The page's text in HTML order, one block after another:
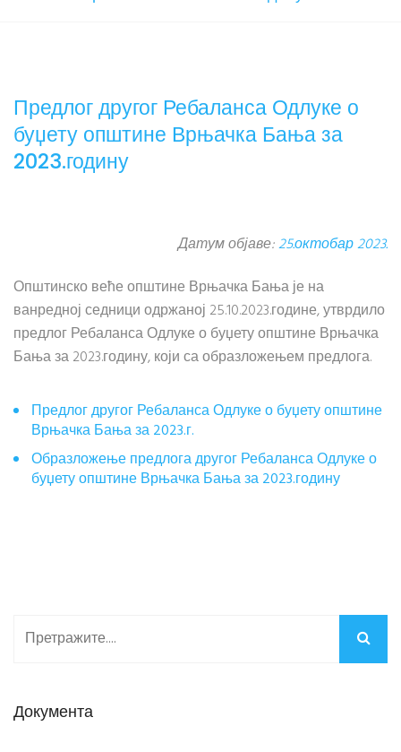
Предлог другог Ребаланса Одлуке о
буџету општине Врњачка Бања за
2023.годину
Датум објаве:25.октобар 2023.
Општинско веће општине Врњачка Бања је на
ванредној седници одржаној 25.10.2023.године, утврдило
предлог Ребаланса Одлуке о буџету општине Врњачка
Бања за 2023.годину, који са образложењем предлога.
Предлог другог Ребаланса Одлуке о буџету општине
Врњачка Бања за 2023.г.
Образложење предлога другог Ребаланса Одлуке о
буџету општине Врњачка Бања за 2023.годину
Документа